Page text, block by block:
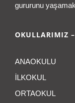
gururunu
OKULLARIMIZ
ANAOKULU
İLKOKUL
ORTAOKUL